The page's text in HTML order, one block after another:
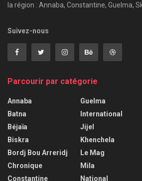
la région : Annaba, Constantine, Guelma,
Suivez-nous
Parcourir par catégorie
Annaba
Batna
Béjaïa
Biskra
Bordj Bou Arreridj
Chronique
Constantine
Guelma
International
Jijel
Khenchela
Le Mag
Mila
National